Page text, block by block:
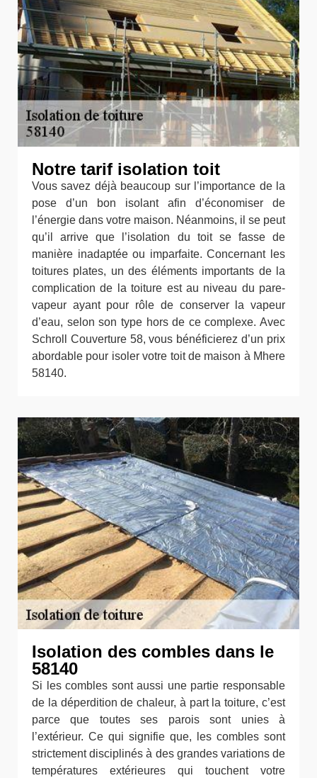
Notre tarif isolation toit
Vous savez déjà beaucoup sur l’importance de la
pose d’un bon isolant afin d’économiser de
l’énergie dans votre maison. Néanmoins, il se peut
qu’il arrive que l’isolation du toit se fasse de
manière inadaptée ou imparfaite. Concernant les
toitures plates, un des éléments importants de la
complication de la toiture est au niveau du pare-
vapeur ayant pour rôle de conserver la vapeur
d’eau, selon son type hors de ce complexe. Avec
Schroll Couverture 58, vous bénéficierez d’un prix
abordable pour isoler votre toit de maison à Mhere
58140.
Isolation des combles dans le
58140
Si les combles sont aussi une partie responsable
de la déperdition de chaleur, à part la toiture, c’est
parce que toutes ses parois sont unies à
l’extérieur. Ce qui signifie que, les combles sont
strictement disciplinés à des grandes variations de
températures extérieures qui touchent votre